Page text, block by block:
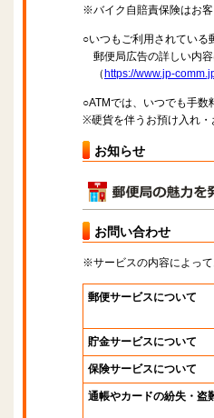
※バイク自賠責保険はお
○いつもご利用されている
郵便局広告の詳しい内
（ https://www.jp-
○ATMでは、いつでも手
※硬貨を伴うお預け入れ・
お知らせ
お問い合わせ
※サービスの内容によっ
郵便サービスについて
貯金サービスについて
保険サービスについて
通帳やカードの紛失・盗